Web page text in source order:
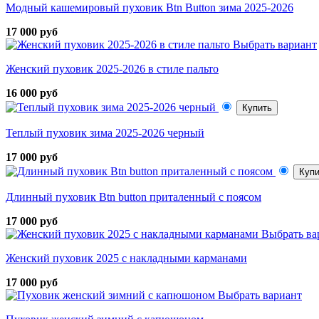
Модный кашемировый пуховик Btn Button зима 2025-2026
17 000 руб
Выбрать вариант
Женский пуховик 2025-2026 в стиле пальто
16 000 руб
Купить
Теплый пуховик зима 2025-2026 черный
17 000 руб
Длинный пуховик Btn button приталенный с поясом
17 000 руб
Выбрать
Женский пуховик 2025 с накладными карманами
17 000 руб
Выбрать вариант